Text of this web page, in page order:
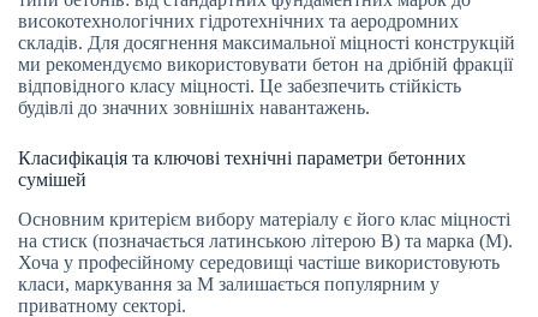
високотехнологічних гідротехнічних та аеродромних
складів. Для досягнення максимальної міцності конструкцій
ми рекомендуємо використовувати бетон на дрібній фракції
відповідного класу міцності. Це забезпечить стійкість
будівлі до значних зовнішніх навантажень.
Класифікація та ключові технічні параметри бетонних
сумішей
Основним критерієм вибору матеріалу є його клас міцності
на стиск (позначається латинською літерою B) та марка (M).
Хоча у професійному середовищі частіше використовують
класи, маркування за М залишається популярним у
приватному секторі.